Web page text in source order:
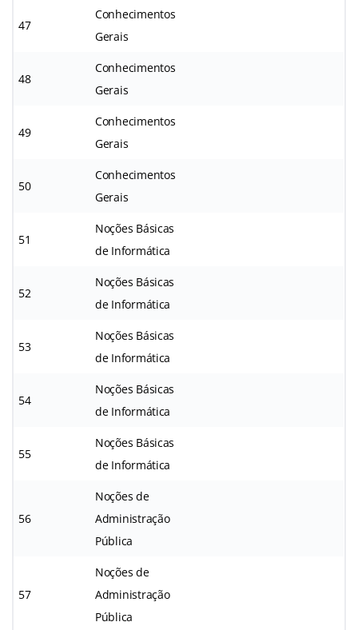
47
Conhecimentos
Gerais
48
Conhecimentos
Gerais
49
Conhecimentos
Gerais
50
Conhecimentos
Gerais
51
Noções Básicas
de Informática
52
Noções Básicas
de Informática
53
Noções Básicas
de Informática
54
Noções Básicas
de Informática
55
Noções Básicas
de Informática
56
Noções de
Administração
Pública
57
Noções de
Administração
Pública